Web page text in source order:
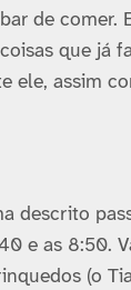
de comer.
que já
ele, assim
descrito
e as 8:50.
(o